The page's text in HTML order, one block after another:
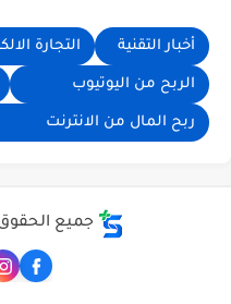
أخبار التقنية التجارة
الربح من اليوتيوب
ربح المال من الانترنت
جميع الحقوق